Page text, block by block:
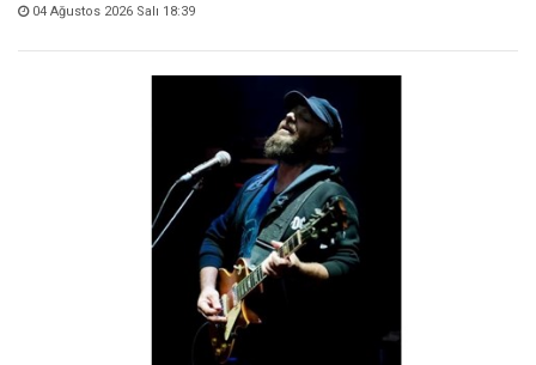
04 Ağustos 2026 Salı 18:39